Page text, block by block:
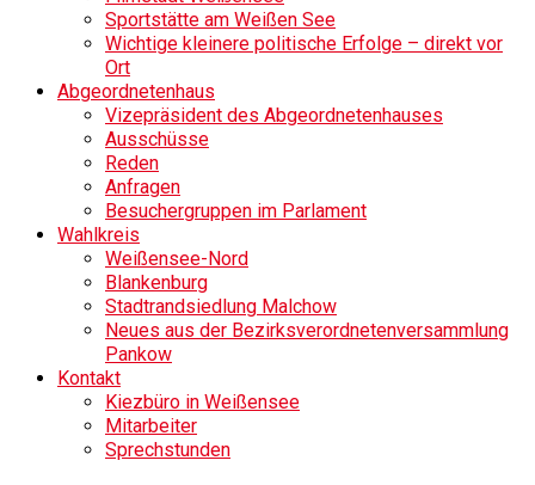
Sportstätte am Weißen See
Wichtige kleinere politische Erfolge – direkt vor
Ort
Abgeordnetenhaus
Vizepräsident des Abgeordnetenhauses
Ausschüsse
Reden
Anfragen
Besuchergruppen im Parlament
Wahlkreis
Weißensee-Nord
Blankenburg
Stadtrandsiedlung Malchow
Neues aus der Bezirksverordnetenversammlung
Pankow
Kontakt
Kiezbüro in Weißensee
Mitarbeiter
Sprechstunden